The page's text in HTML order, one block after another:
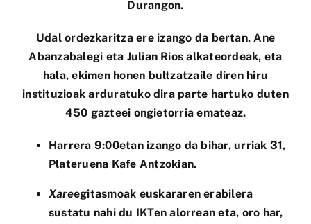
Durangon.
Udal ordezkaritza ere izango da bertan, Ane
Abanzabalegi eta Julian Rios alkateordeak, eta
hala, ekimen honen bultzatzaile diren hiru
instituzioak arduratuko dira parte hartuko duten
450 gazteei ongietorria emateaz.
Harrera 9:00etan izango da bihar, urriak 31,
Plateruena Kafe Antzokian.
Xareegitasmoak euskararen erabilera
sustatu nahi du IKTen alorrean eta, oro har,